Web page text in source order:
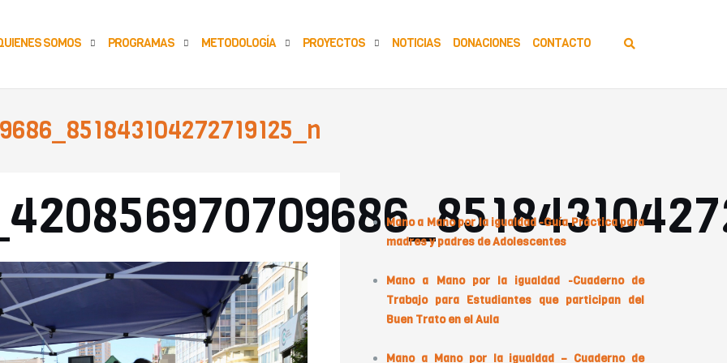
SOMOS PROGRAMAS METODOLOGÍA PROYECTOS NOTICIAS DONACIONES CONTACTO
Mano a Mano por la igualdad -Guía Práctica para
madres y padres de Adolescentes
Mano a Mano por la igualdad -Cuaderno de
Trabajo para Estudiantes que participan del
Buen Trato en el Aula
Mano a Mano por la igualdad – Cuaderno de